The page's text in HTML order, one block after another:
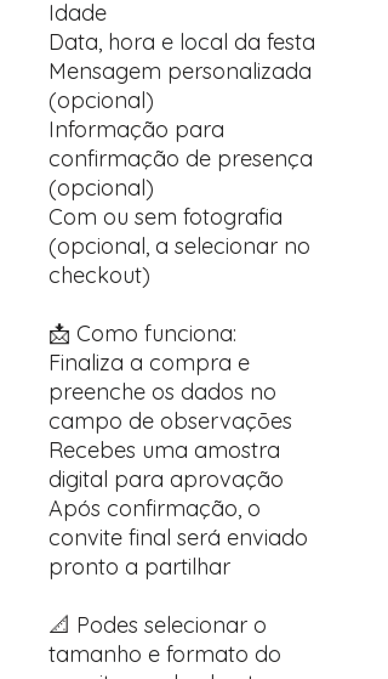
Idade
Data, hora e local da festa
Mensagem personalizada
(opcional)
Informação para
confirmação de presença
(opcional)
Com ou sem fotografia
(opcional, a selecionar no
checkout)
📩 Como funciona:
Finaliza a compra e
preenche os dados no
campo de observações
Recebes uma amostra
digital para aprovação
Após confirmação, o
convite final será enviado
pronto a partilhar
📐 Podes selecionar o
tamanho e formato do